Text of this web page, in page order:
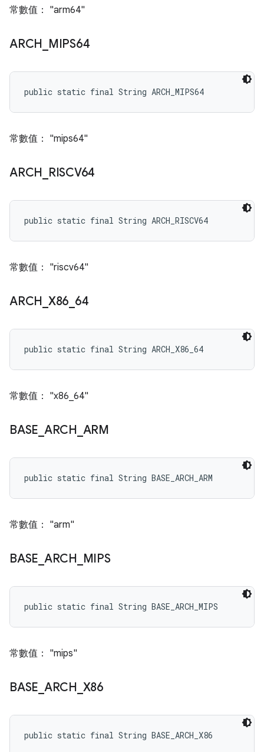
常數值： "arm64"
ARCH MIPS64
public static final String ARCH_MIPS64
常數值： "mips64"
ARCH RISCV64
public static final String ARCH_RISCV64
常數值： "riscv64"
ARCH X86 64
public static final String ARCH_X86_64
常數值： "x86_64"
BASE ARCH ARM
public static final String BASE_ARCH_ARM
常數值： "arm"
BASE ARCH MIPS
public static final String BASE_ARCH_MIPS
常數值： "mips"
BASE ARCH X86
public static final String BASE_ARCH_X86